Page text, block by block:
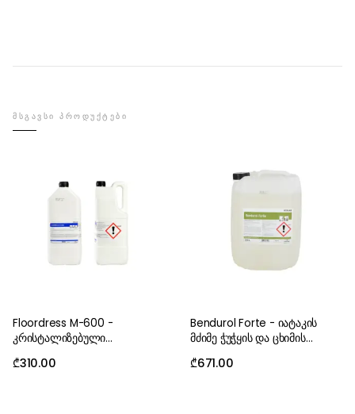
ᲛᲡᲒᲐᲕᲡᲘ ᲞᲠᲝᲓᲣᲥᲢᲔᲑᲘ
Floordress M-600 -
კრისტალიზებული
₾310.00
Bendurol Forte - იატაკის
მძიმე ჭუჭყის და ცხიმის
₾671.00